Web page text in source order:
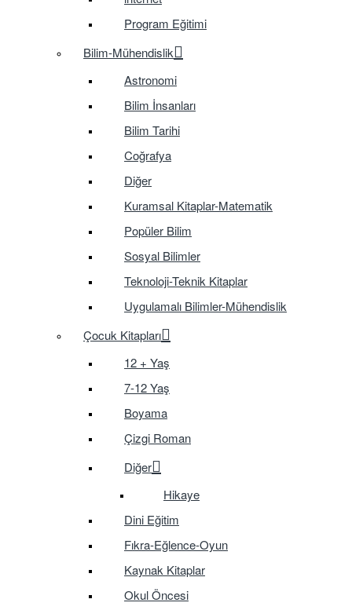
Program Eğitimi
Bilim-Mühendislik
Astronomi
Bilim İnsanları
Bilim Tarihi
Coğrafya
Diğer
Kuramsal Kitaplar-Matematik
Popüler Bilim
Sosyal Bilimler
Teknoloji-Teknik Kitaplar
Uygulamalı Bilimler-Mühendislik
Çocuk Kitapları
12 + Yaş
7-12 Yaş
Boyama
Çizgi Roman
Diğer
Hikaye
Dini Eğitim
Fıkra-Eğlence-Oyun
Kaynak Kitaplar
Okul Öncesi